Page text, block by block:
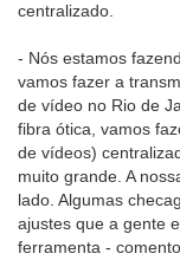
centralizado.
- Nós estamos
vamos fazer a
de vídeo no Rio de
fibra ótica, vamos
de vídeos)
muito grande. A
lado. Algumas
ajustes que a gente
ferramenta -